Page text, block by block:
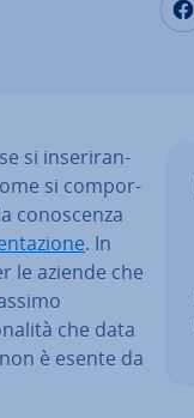
si in­se­ri­ran­
si com­por­
co­no­scen­za
. In
le aziende che
che data
è esente da